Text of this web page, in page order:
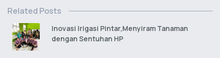
Related Posts
Inovasi Irigasi Pintar,Menyiram Tanaman
dengan Sentuhan HP